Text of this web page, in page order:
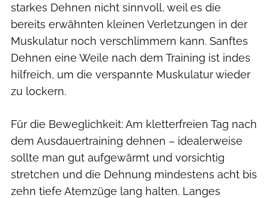
starkes Dehnen nicht sinnvoll, weil es die
bereits erwähnten kleinen Verletzungen in der
Muskulatur noch verschlimmern kann. Sanftes
Dehnen eine Weile nach dem Training ist indes
hilfreich, um die verspannte Muskulatur wieder
zu lockern.
Für die Beweglichkeit: Am kletterfreien Tag nach
dem Ausdauertraining dehnen – idealerweise
sollte man gut aufgewärmt und vorsichtig
stretchen und die Dehnung mindestens acht bis
zehn tiefe Atemzüge lang halten. Langes